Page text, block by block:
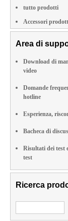
tutto prodotti
Accessori
Area di
Download di
video
Domande
hotline
Esperienza,
Bacheca di
Risultati dei test
test
Ricerca